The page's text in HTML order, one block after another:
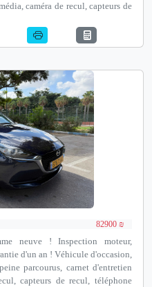
caméra de recul, capteurs de
Netanya, un institut de contrôle
ministère des Transports, David
82900 ₪
neuve ! Inspection moteur,
d'un an ! Véhicule d'occasion,
parcourus, carnet d'entretien
capteurs de recul, téléphone